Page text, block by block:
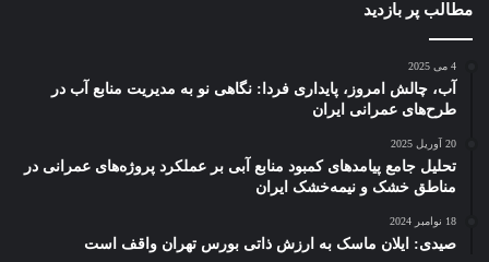
مطالب پر بازدید
4 می 2025
آب، چالش امروز، پایداری فردا: نگاهی نو به مدیریت منابع آب در
طرح‌های عمرانی ایران
20 آوریل 2025
تحلیل جامع پیامدهای کمبود منابع آبی بر عملکرد پروژه‌های عمرانی در
مناطق خشک و نیمه‌خشک ایران
18 نوامبر 2024
صیدی: ایلان ماسک به ارزش ذاتی بورس تهران واقف است